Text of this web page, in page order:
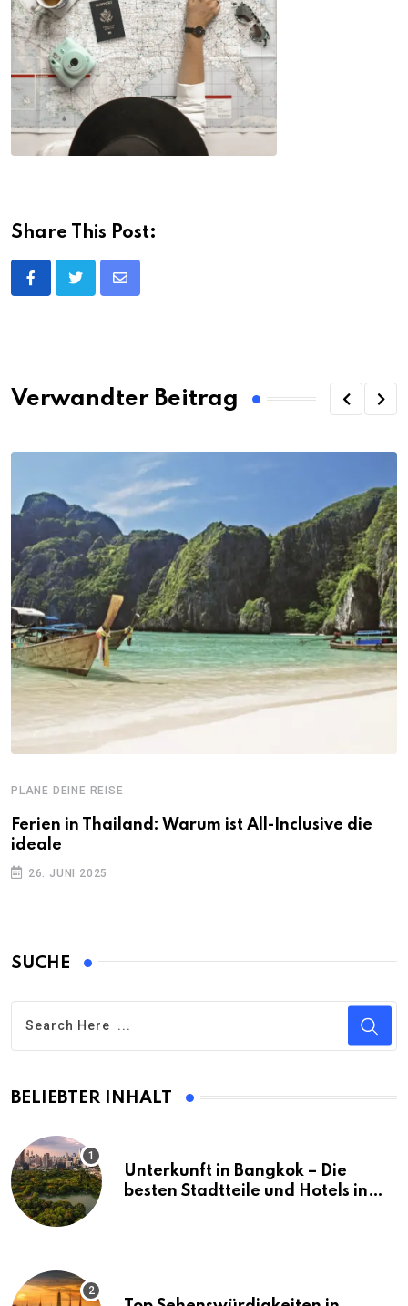
Share This Post:
Share
Verwandter Beitrag
PLANE DEINE REISE
Ferien in Thailand: Warum ist All-Inclusive die
ideale
26. JUNI 2025
SUCHE
BELIEBTER INHALT
Unterkunft in Bangkok – Die
besten Stadtteile und Hotels in